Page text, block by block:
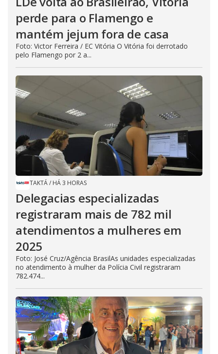
perde para o Flamengo e
mantém jejum fora de casa
Foto: Victor Ferreira / EC Vitória O Vitória foi derrotado
pelo Flamengo por 2 a...
TAKTÁ/ HÁ 3 HORAS
Delegacias especializadas
registraram mais de 782 mil
atendimentos a mulheres em
2025
Foto: José Cruz/Agência BrasilAs unidades especializadas
no atendimento à mulher da Polícia Civil registraram
782.474...